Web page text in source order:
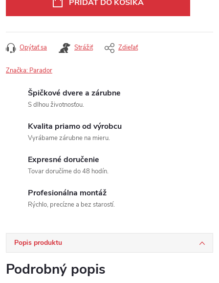
PRIDAŤ DO KOŠÍKA
Opýtať sa Strážiť Zdieľať
Značka: Parador
Špičkové dvere a zárubne
S dlhou životnosťou.
Kvalita priamo od výrobcu
Vyrábame zárubne na mieru.
Expresné doručenie
Tovar doručíme do 48 hodín.
Profesionálna montáž
Rýchlo, precízne a bez starostí.
Popis produktu
Podrobný popis